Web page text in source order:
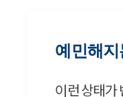
예민해지
이런 상태가